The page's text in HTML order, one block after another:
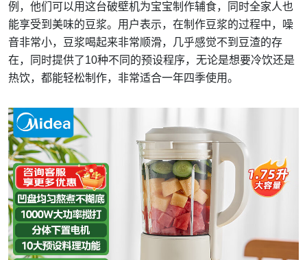
例，他们可以用这台破壁机为宝宝制作辅食，同时全家人也
能享受到美味的豆浆。用户表示，在制作豆浆的过程中，噪
音非常小，豆浆喝起来非常顺滑，几乎感觉不到豆渣的存
在，同时提供了10种不同的预设程序，无论是想要冷饮还是
热饮，都能轻松制作，非常适合一年四季使用。